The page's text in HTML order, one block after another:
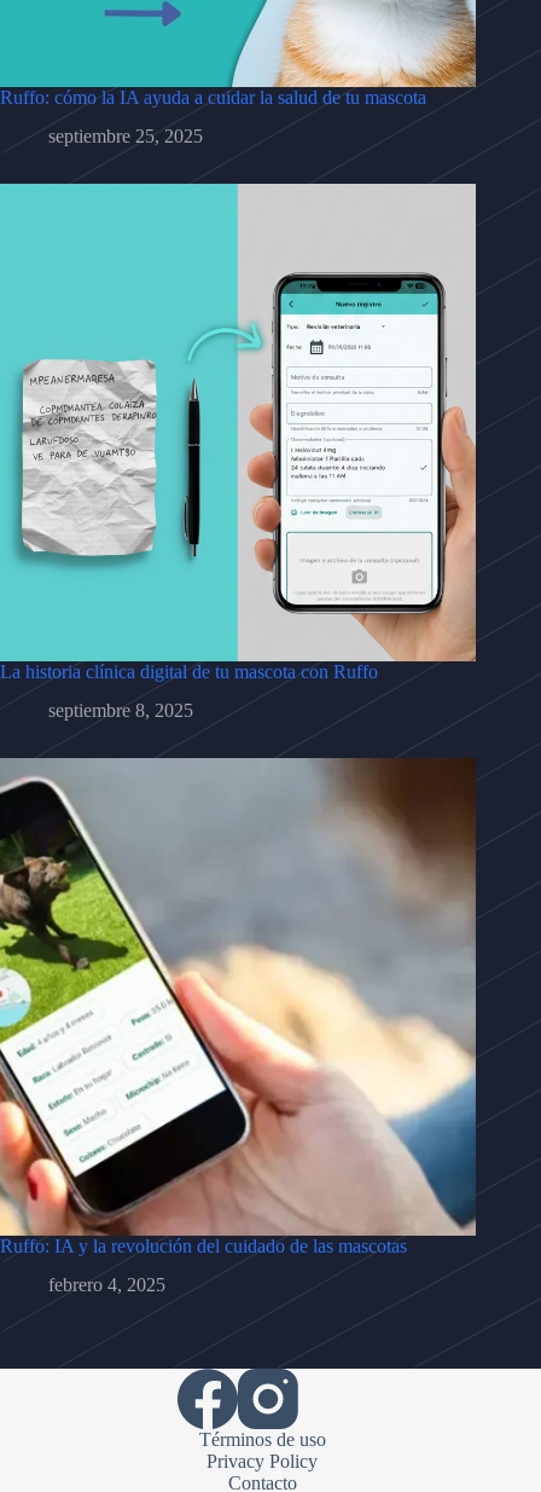
Ruffo: cómo la IA ayuda a cuidar la salud de tu mascota
septiembre 25, 2025
La historia clínica digital de tu mascota con Ruffo
septiembre 8, 2025
Ruffo: IA y la revolución del cuidado de las mascotas
febrero 4, 2025
Términos de uso
Privacy Policy
Contacto